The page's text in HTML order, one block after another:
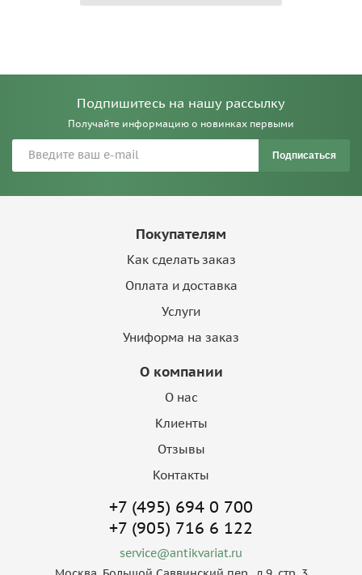
Подпишитесь на нашу рассылку
Получайте информацию о новинках первыми
Подписаться
Покупателям
Как сделать заказ
Оплата и доставка
Услуги
Униформа на заказ
О компании
О нас
Клиенты
Отзывы
Контакты
+7 (495) 694 0 700
+7 (905) 716 6 122
service@antikvariat.ru